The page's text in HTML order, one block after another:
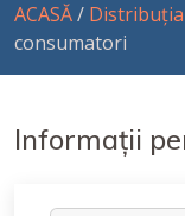
ACASĂ/
consumatori
Informații